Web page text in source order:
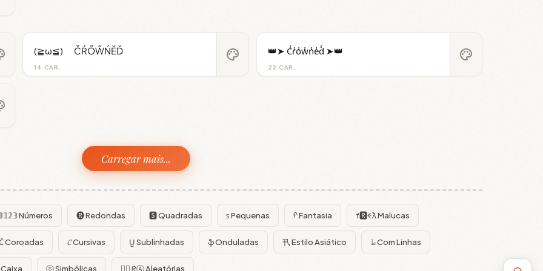
14 CAR.
(≧ω≦)ゞ ČŔŐŴŃĔĎ palette
22 CAR.
👑➤ C̾r̾o̾w̾n̾e̾d̾ ➤👑 palette
Carregar mais...
Números 🅡 Redondas 🆂 Quadradas ꜱ Pequenas ᠻ Fantasia f🆁ꈼƛ Malucas
Coroadas 𝓒 Cursivas U̺ Sublinhadas ֆ Onduladas 卂 Estilo Asiático 𝙻̷ Com Linhas
Caixa ⓢ Simbólicas 😵‍💫 ᖇⒶ Aleatórias